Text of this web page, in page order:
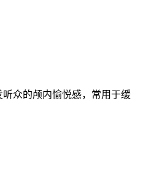
众的颅内愉悦感，常用于缓